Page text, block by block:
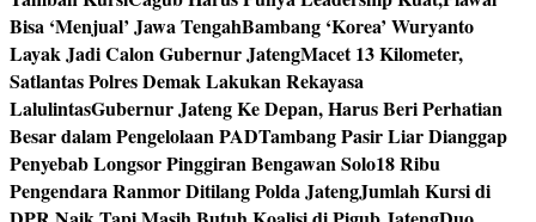
Bisa ‘Menjual’ Jawa TengahBambang ‘Korea’ Wuryanto
Layak Jadi Calon Gubernur JatengMacet 13 Kilometer,
Satlantas Polres Demak Lakukan Rekayasa
LalulintasGubernur Jateng Ke Depan, Harus Beri Perhatian
Besar dalam Pengelolaan PADTambang Pasir Liar Dianggap
Penyebab Longsor Pinggiran Bengawan Solo18 Ribu
Pengendara Ranmor Ditilang Polda JatengJumlah Kursi di